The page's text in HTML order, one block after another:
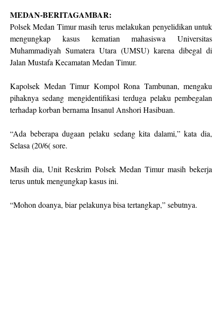
MEDAN-BERITAGAMBAR:
Polsek Medan Timur masih terus melakukan penyelidikan untuk
mengungkap kasus kematian mahasiswa Universitas
Muhammadiyah Sumatera Utara (UMSU) karena dibegal di
Jalan Mustafa Kecamatan Medan Timur.
Kapolsek Medan Timur Kompol Rona Tambunan, mengaku
pihaknya sedang mengidentifikasi terduga pelaku pembegalan
terhadap korban bernama Insanul Anshori Hasibuan.
“Ada beberapa dugaan pelaku sedang kita dalami,” kata dia,
Selasa (20/6( sore.
Masih dia, Unit Reskrim Polsek Medan Timur masih bekerja
terus untuk mengungkap kasus ini.
“Mohon doanya, biar pelakunya bisa tertangkap,” sebutnya.